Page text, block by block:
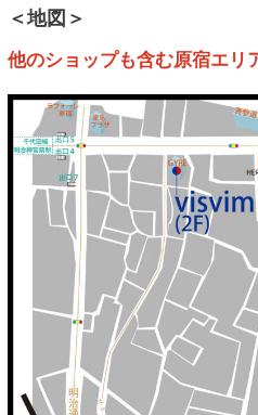
＜地図＞
他のショップも含む原宿エリ